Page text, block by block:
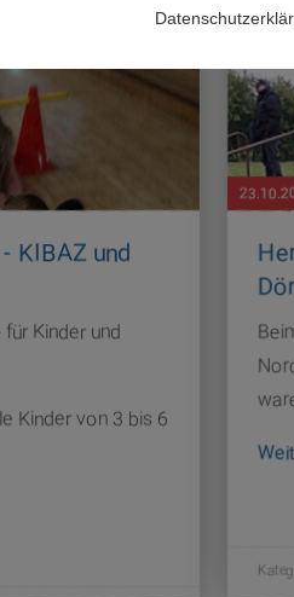
KIBAZ und
Kinder und
Kinder von 3 bis 6